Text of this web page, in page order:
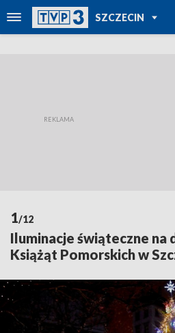
SZCZECIN
TVP REGIONY
1/12
Iluminacje świąteczne na
Książąt Pomorskich w